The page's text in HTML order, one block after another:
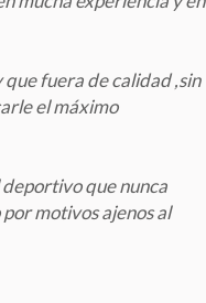
fuera de calidad ,sin
el máximo
que nunca
motivos ajenos al